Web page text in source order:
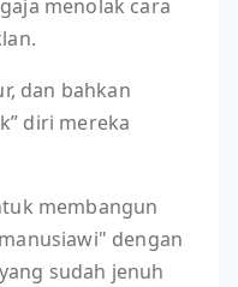
menolak cara
dan bahkan
diri mereka
membangun
dengan
sudah jenuh